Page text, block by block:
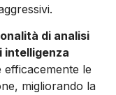
di analisi
intelligenza
le
migliorando la